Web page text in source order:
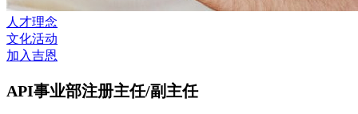
人才理念
文化活动
加入吉恩
API事业部注册主任/副主任